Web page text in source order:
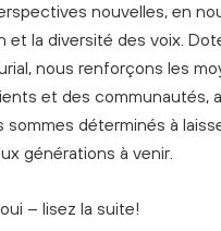
nouvelles, en
et la diversité des voix.
nous renforçons les
et des communautés,
déterminés à
générations à venir.
– lisez la suite!